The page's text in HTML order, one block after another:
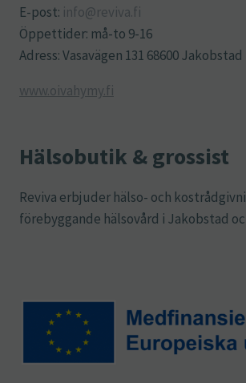
E-post: info@reviva.fi
Öppettider: må-to 9-16
Adress: Vasavägen 131 68600 Jakobstad
www.oivahymy.fi
Hälsobutik & grossist
Reviva erbjuder hälso- och
förebyggande hälsovård i Jakobstad